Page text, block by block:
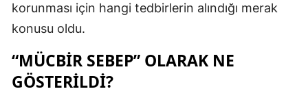
korunması için hangi tedbirlerin alındığı merak
konusu oldu.
“MÜCBİR SEBEP” OLARAK NE
GÖSTERİLDİ?